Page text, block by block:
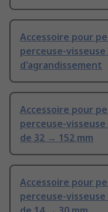
Accessoire pour
perceuse-visseuse
d'agrandissement
Accessoire pour
perceuse-
de 32 → 152 mm
Accessoire pour
perceuse-